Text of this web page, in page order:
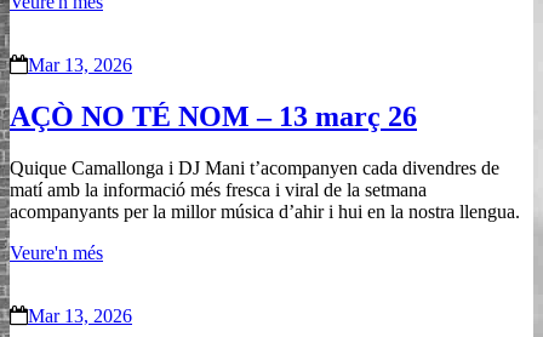
Mar 13, 2026
AÇÒ NO TÉ NOM – 13 març 26
Quique Camallonga i DJ Mani t’acompanyen cada divendres de
matí amb la informació més fresca i viral de la setmana
acompanyants per la millor música d’ahir i hui en la nostra llengua.
Veure'n més
Mar 13, 2026